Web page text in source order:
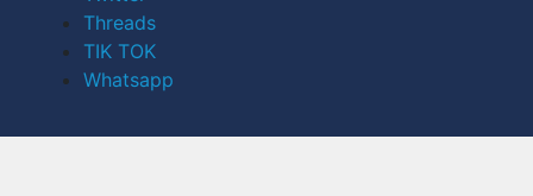
Threads
TIK TOK
Whatsapp